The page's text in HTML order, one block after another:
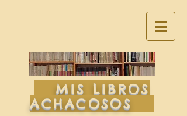
MIS LIBROS
ACHACOSOS